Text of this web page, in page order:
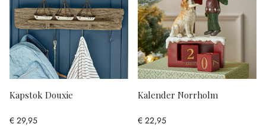
Kapstok Douxie
€ 29,95
Kalender Norrholm
€ 22,95